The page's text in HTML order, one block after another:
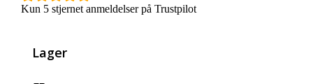
Kun 5 stjernet anmeldelser på Trustpilot
Lager